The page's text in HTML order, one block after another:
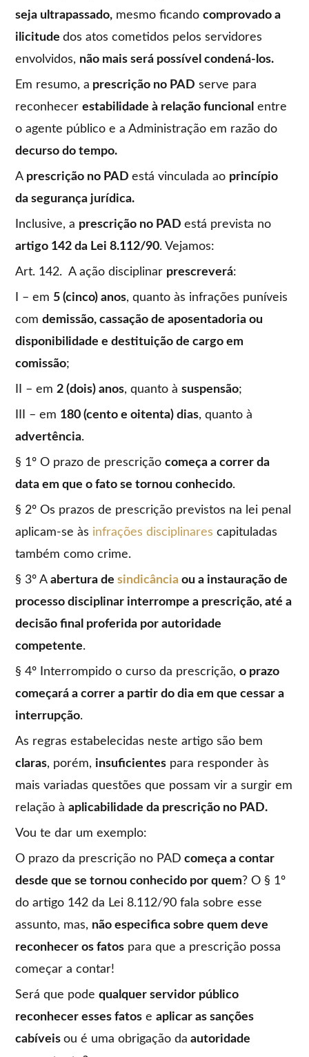
seja ultrapassado, mesmo ficandocomprovado a
ilicitudedos atos cometidos pelos servidores
envolvidos, não mais será possível condená-los.
Em resumo, a prescrição no PAD serve para
reconhecerestabilidade à relação funcional entre
o agente público e a Administração em razão do
decurso do tempo.
A prescrição no PADestá vinculada ao princípio
da segurança jurídica.
Inclusive, a prescrição no PADestá prevista no
artigo 142 da Lei 8.112/90. Vejamos:
Art. 142. A ação disciplinar prescreverá:
I – em 5 (cinco) anos, quanto às infrações puníveis
comdemissão, cassação de aposentadoria ou
disponibilidade e destituição de cargo em
comissão;
II – em2 (dois) anos, quanto àsuspensão;
III – em 180 (cento e oitenta) dias, quanto à
advertência.
§ 1º O prazo de prescriçãocomeça a correr da
data em que o fato se tornou conhecido.
§ 2º Os prazos de prescrição previstos na lei penal
aplicam-se às infrações disciplinares capituladas
também como crime.
§ 3º Aabertura desindicânciaou a instauração de
processo disciplinar interrompe a prescrição, até a
decisão final proferida por autoridade
competente.
§ 4º Interrompido o curso da prescrição,o prazo
começará a correr a partir do dia em que cessar a
interrupção.
As regras estabelecidas neste artigo são bem
claras, porém, insuficientes para responder às
mais variadas questões que possam vir a surgir em
relação àaplicabilidade da prescrição no PAD.
Vou te dar um exemplo:
O prazo da prescrição no PAD começa a contar
desde que se tornou conhecido por quem? O § 1º
do artigo 142 da Lei 8.112/90 fala sobre esse
assunto, mas, não especifica sobre quem deve
reconhecer os fatos para que a prescrição possa
começar a contar!
Será que podequalquer servidor público
reconhecer esses fatos eaplicar as sanções
cabíveisou é uma obrigação da autoridade